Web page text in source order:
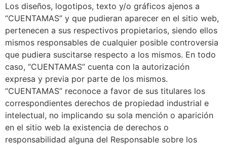
Los diseños, logotipos, texto y/o gráficos ajenos a
“CUENTAMAS” y que pudieran aparecer en el sitio web,
pertenecen a sus respectivos propietarios, siendo ellos
mismos responsables de cualquier posible controversia
que pudiera suscitarse respecto a los mismos. En todo
caso, “CUENTAMAS” cuenta con la autorización
expresa y previa por parte de los mismos.
“CUENTAMAS” reconoce a favor de sus titulares los
correspondientes derechos de propiedad industrial e
intelectual, no implicando su sola mención o aparición
en el sitio web la existencia de derechos o
responsabilidad alguna del Responsable sobre los